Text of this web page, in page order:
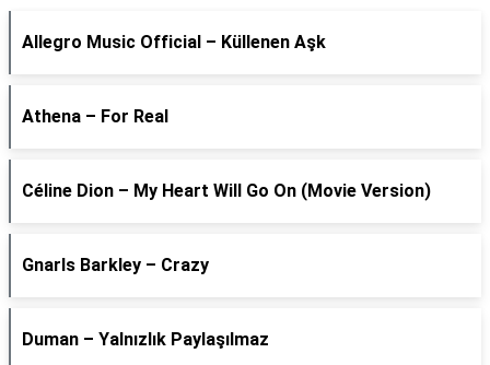
Allegro Music Official – Küllenen Aşk
Athena – For Real
Céline Dion – My Heart Will Go On (Movie Version)
Gnarls Barkley – Crazy
Duman – Yalnızlık Paylaşılmaz